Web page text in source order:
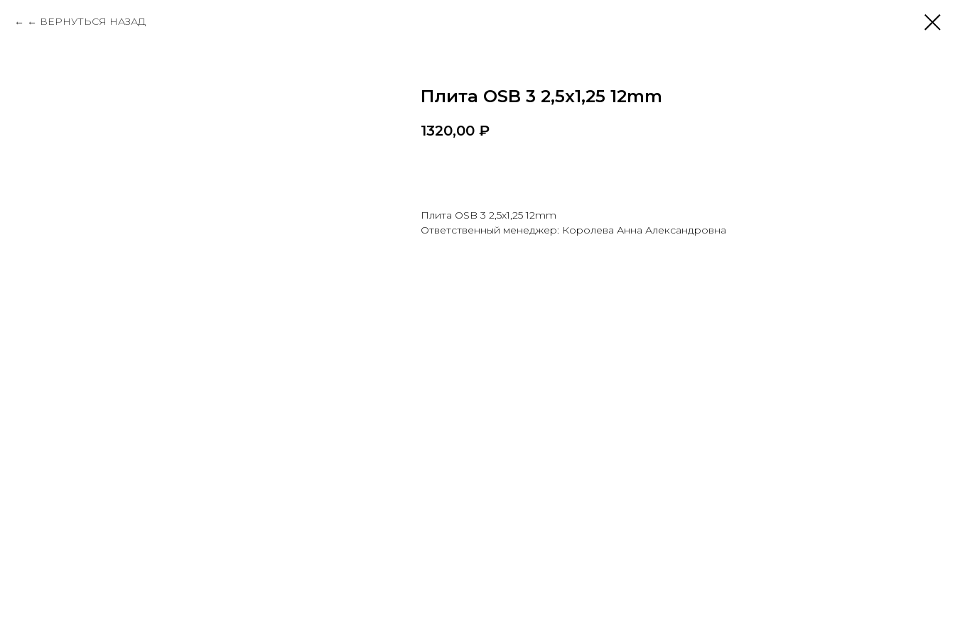
← ВЕРНУТЬСЯ НАЗАД
Плита OSB 3 2,5x1,25 12mm
1320,00 ₽
Плита OSB 3 2,5x1,25 12mm
Ответственный менеджер: Королева Анна Александровна